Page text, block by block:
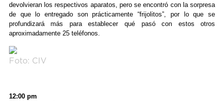
devolvieran los respectivos aparatos, pero se encontró con la sorpresa
de que lo entregado son prácticamente “frijolitos”, por lo que se
profundizará más para establecer qué pasó con estos otros
aproximadamente 25 teléfonos.
Foto: CIV
12:00 pm